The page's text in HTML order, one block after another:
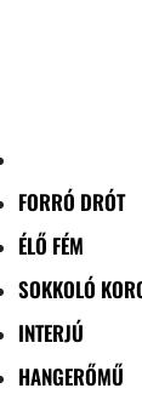
FORRÓ DRÓT
ÉLŐ FÉM
SOKKOLÓ
INTERJÚ
HANGERŐMŰ